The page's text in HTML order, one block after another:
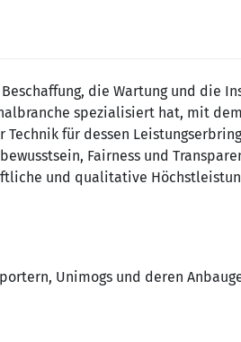
die Wartung und die
spezialisiert hat, mit
für dessen
Fairness und
und qualitative
Unimogs und deren